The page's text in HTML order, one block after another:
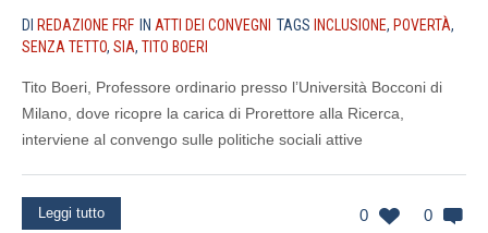
DI REDAZIONE FRF IN ATTI DEI CONVEGNI TAGS INCLUSIONE, POVERTÀ,
SENZA TETTO, SIA, TITO BOERI
Tito Boeri, Professore ordinario presso l’Università Bocconi di
Milano, dove ricopre la carica di Prorettore alla Ricerca,
interviene al convengo sulle politiche sociali attive
0 0
Leggi tutto